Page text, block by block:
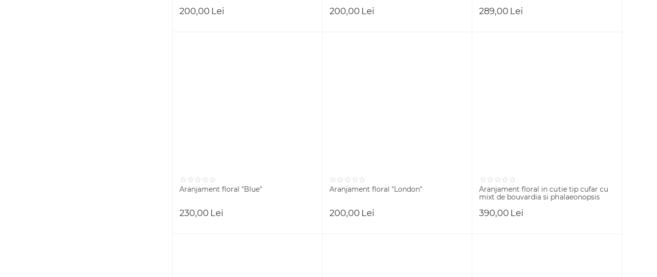
200,00 Lei 200,00 Lei 289,00 Lei
Aranjament floral "Blue"
230,00 Lei
Aranjament floral "London"
200,00 Lei
Aranjament floral in cutie tip cufar cu
mixt de bouvardia si phalaeonopsis
390,00 Lei